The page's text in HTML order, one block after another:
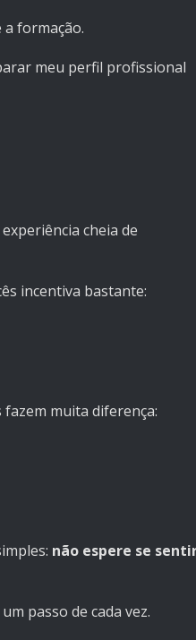
formação.
meu perfil profissional
cheia de
incentiva bastante:
muita diferença:
não espere se
passo de cada vez.